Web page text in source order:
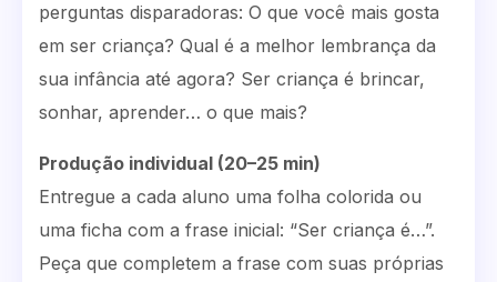
perguntas disparadoras: O que você mais gosta
em ser criança? Qual é a melhor lembrança da
sua infância até agora? Ser criança é brincar,
sonhar, aprender… o que mais?
Produção individual (20–25 min)
Entregue a cada aluno uma folha colorida ou
uma ficha com a frase inicial: “Ser criança é…”.
Peça que completem a frase com suas próprias